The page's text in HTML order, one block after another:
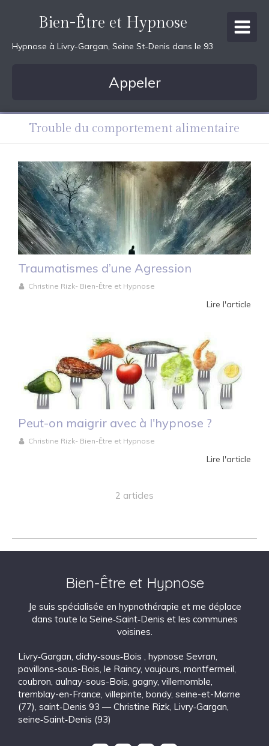
Bien-Être et Hypnose
Hypnose à Livry-Gargan, Seine St-Denis dans le 93
Appeler
Trouble du comportement alimentaire
Traumatismes d’une Agression
Christine Rizk- Bien-Être et Hypnose
Lire l'article
Peut-on maigrir avec à l'hypnose ?
Christine Rizk- Bien-Être et Hypnose
Lire l'article
2 articles
Bien-Être et Hypnose
Je suis spécialisée en hypnothérapie et me déplace
dans toute la Seine‑Saint‑Denis et les communes
voisines.
Livry‑Gargan, clichy‑sous‑Bois , hypnose Sevran,
pavillons-sous-Bois, le Raincy, vaujours, montfermeil,
coubron, aulnay-sous-Bois, gagny, villemomble,
tremblay-en-France, villepinte, bondy, seine-et-Marne
(77), saint‑Denis 93 — Christine Rizk, Livry‑Gargan,
seine‑Saint‑Denis (93)